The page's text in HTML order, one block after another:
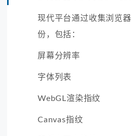
现代平台通过收集浏览
份，包括：
屏幕分辨率
字体列表
WebGL渲染指纹
Canvas指纹